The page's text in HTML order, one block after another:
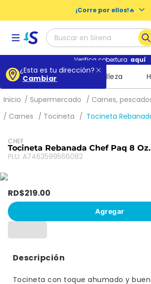
¡Corre por ellos!🔥
Buscar en Sirena
Términos más
1
2.
buenas noches
3.
escolares
5.
queso
8.
mochila
cuadernos
Verifica cobertura aquí
¿Esta es tu dirección?
Cambiar
Supermercado Belleza
Supermercado
Carnes,
Carnes
Tocineta Tocineta
CHEF
Tocineta Rebanada Chef Paq 8 Oz.
PLU: A7463599566082
RD$219.00
Agregar
Descripción
Tocineta con toque ahumado y